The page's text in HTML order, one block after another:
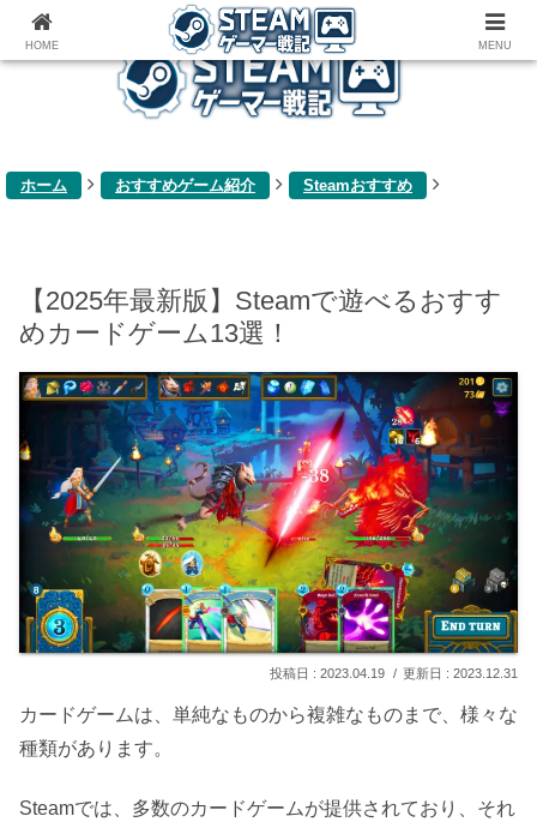
ゲーム関連雑記ブログ
ホーム おすすめゲーム紹介 Steamおすすめ
【2025年最新版】Steamで遊べるおすす
めカードゲーム13選！
2023.04.19 2023.12.31
カードゲームは、単純なものから複雑なものまで、様々な
種類があります。
Steamでは、多数のカードゲームが提供されており、それ
HOME MENU